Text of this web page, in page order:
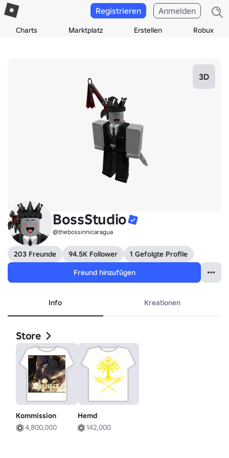
Charts Marktplatz Erstellen Robux
Registrieren Anmelden
3D
BossStudio
@thebossinnicaragua
203 Freunde 94.5K Follower
1 Gefolgte Profile
Freund hinzufügen
Info Kreationen
Store
Kommission
4,800,000
Hemd
142,000